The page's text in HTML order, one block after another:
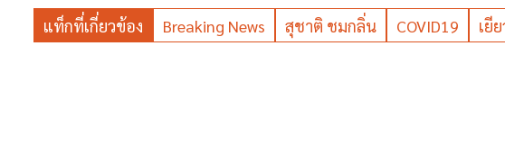
แท็กที่เกี่ยวข้อง Breaking News สุชาติ ชมกลิ่น COVID19 เยี